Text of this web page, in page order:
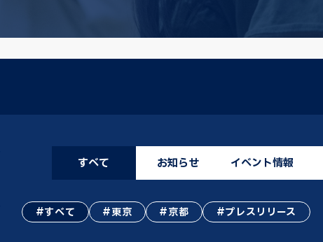
すべて お知らせ イベント情報
すべて 東京 京都 プレスリリース